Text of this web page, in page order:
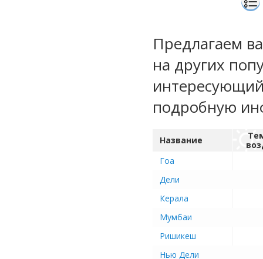
Предлагаем
на других
подробную
Название
Гоа
Дели
Керала
Мумбаи
Ришикеш
Нью Дели